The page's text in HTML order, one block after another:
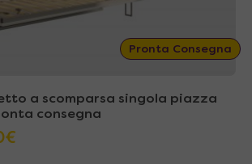
tramite configuratore
apertura verticale, anche
(Aria Tabla) ocon
a tinta unita
apertura orizzontale,
Pronta Consegna
a scomparsa singola piazza
consegna
€